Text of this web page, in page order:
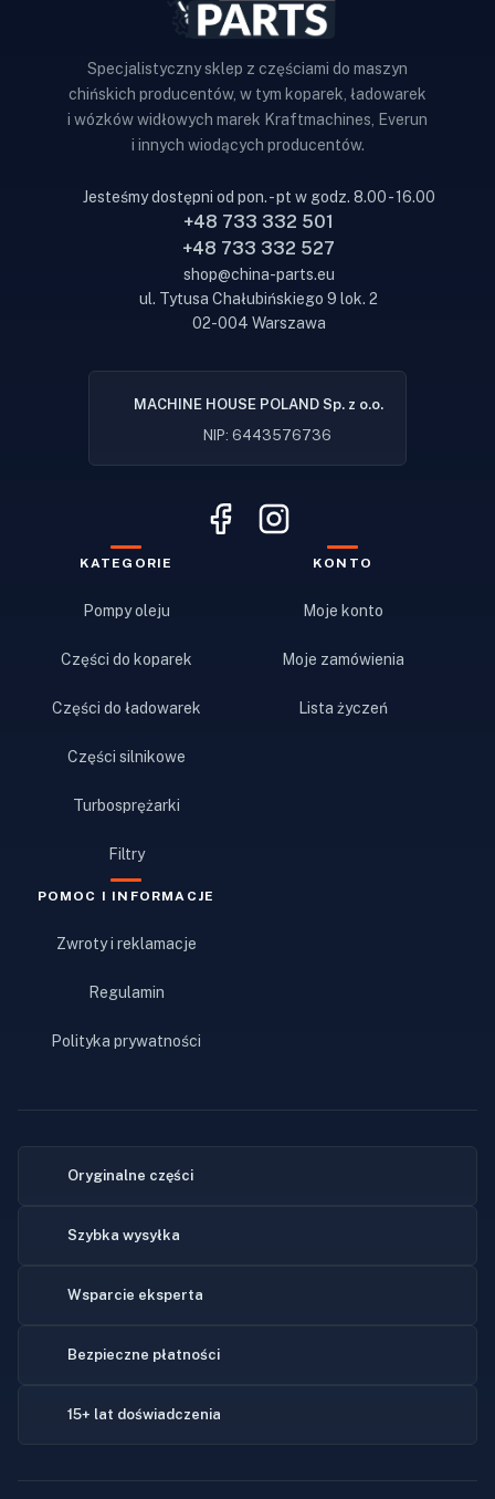
Specjalistyczny sklep z częściami do maszyn
chińskich producentów, w tym koparek, ładowarek
i wózków widłowych marek Kraftmachines, Everun
i innych wiodących producentów.
Jesteśmy dostępni od pon. - pt w godz. 8.00 - 16.00
+48 733 332 501
+48 733 332 527
shop@china-parts.eu
ul. Tytusa Chałubińskiego 9 lok. 2
02-004 Warszawa
MACHINE HOUSE POLAND Sp. z o.o.
NIP: 6443576736
KATEGORIE
Pompy oleju
Części do koparek
Części do ładowarek
Części silnikowe
Turbosprężarki
Filtry
KONTO
Moje konto
Moje zamówienia
Lista życzeń
POMOC I INFORMACJE
Zwroty i reklamacje
Regulamin
Polityka prywatności
Oryginalne części
Szybka wysyłka
Wsparcie eksperta
Bezpieczne płatności
15+ lat doświadczenia